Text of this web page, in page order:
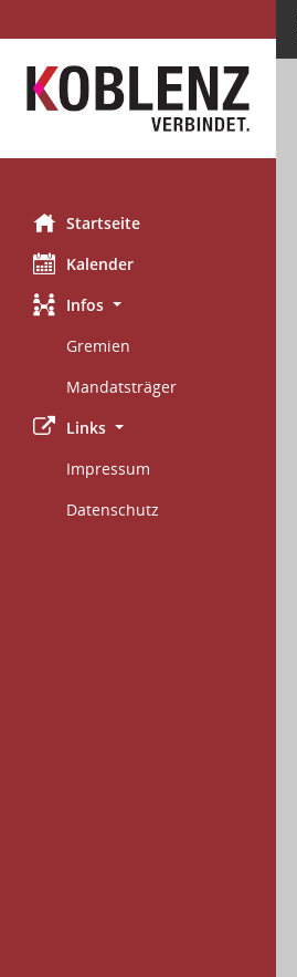
Startseite
Kalender
Infos
Gremien
Mandatsträger
Links
Impressum
Datenschutz